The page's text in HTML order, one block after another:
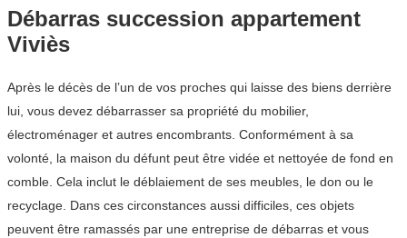
Débarras succession appartement
Viviès
Après le décès de l’un de vos proches qui laisse des biens derrière
lui, vous devez débarrasser sa propriété du mobilier,
électroménager et autres encombrants. Conformément à sa
volonté, la maison du défunt peut être vidée et nettoyée de fond en
comble. Cela inclut le déblaiement de ses meubles, le don ou le
recyclage. Dans ces circonstances aussi difficiles, ces objets
peuvent être ramassés par une entreprise de débarras et vous